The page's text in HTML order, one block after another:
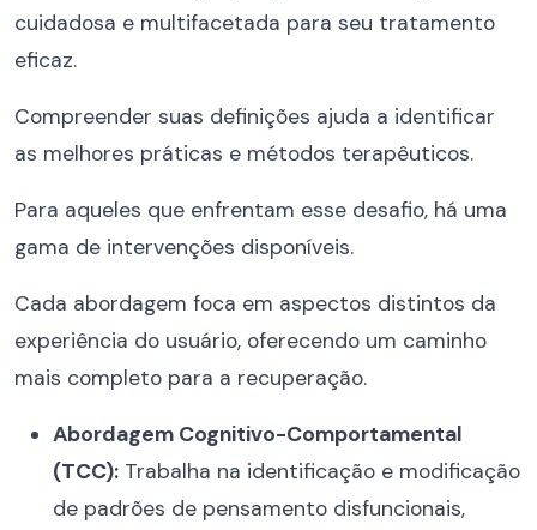
cuidadosa e multifacetada para seu tratamento
eficaz.
Compreender suas definições ajuda a identificar
as melhores práticas e métodos terapêuticos.
Para aqueles que enfrentam esse desafio, há uma
gama de intervenções disponíveis.
Cada abordagem foca em aspectos distintos da
experiência do usuário, oferecendo um caminho
mais completo para a recuperação.
Abordagem Cognitivo-Comportamental
(TCC): Trabalha na identificação e modificação
de padrões de pensamento disfuncionais,